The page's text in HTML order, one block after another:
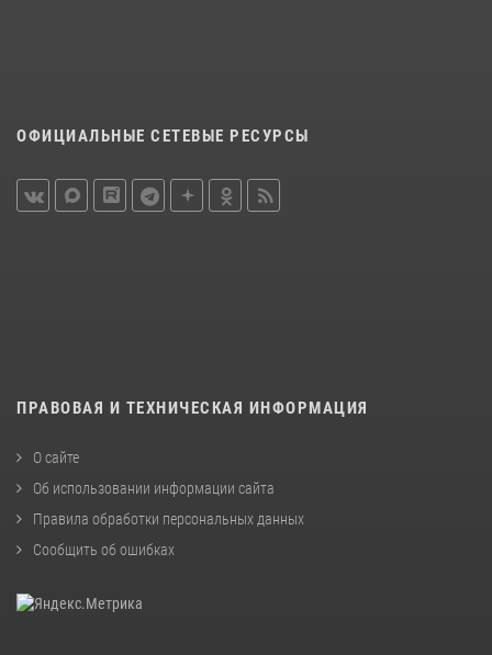
ОФИЦИАЛЬНЫЕ СЕТЕВЫЕ РЕСУРСЫ
ПРАВОВАЯ И ТЕХНИЧЕСКАЯ ИНФОРМАЦИЯ
О сайте
Об использовании информации сайта
Правила обработки персональных данных
Сообщить об ошибках